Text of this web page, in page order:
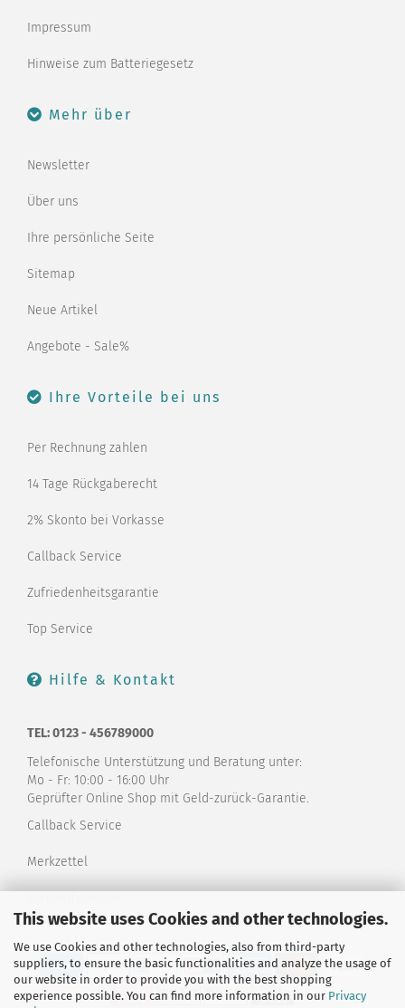
This website uses Cookies and other technologies.
We use Cookies and other technologies, also from third-party
suppliers, to ensure the basic functionalities and analyze the usage of
our website in order to provide you with the best shopping
experience possible. You can find more information in our Privacy
Impressum
Hinweise zum Batteriegesetz
Mehr über
Newsletter
Über uns
Ihre persönliche Seite
Sitemap
Neue Artikel
Angebote - Sale%
Ihre Vorteile bei uns
Per Rechnung zahlen
14 Tage Rückgaberecht
2% Skonto bei Vorkasse
Callback Service
Zufriedenheitsgarantie
Top Service
Hilfe & Kontakt
TEL: 0123 - 456789000
Telefonische Unterstützung und Beratung unter:
Mo - Fr: 10:00 - 16:00 Uhr
Geprüfter Online Shop mit Geld-zurück-Garantie.
Callback Service
Merkzettel